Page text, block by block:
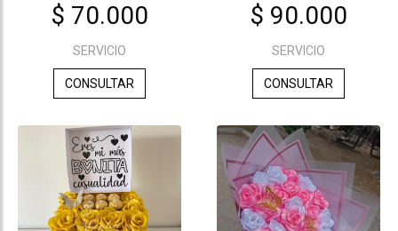
$ 70.000
SERVICIO
CONSULTAR
$ 90.000
SERVICIO
CONSULTAR